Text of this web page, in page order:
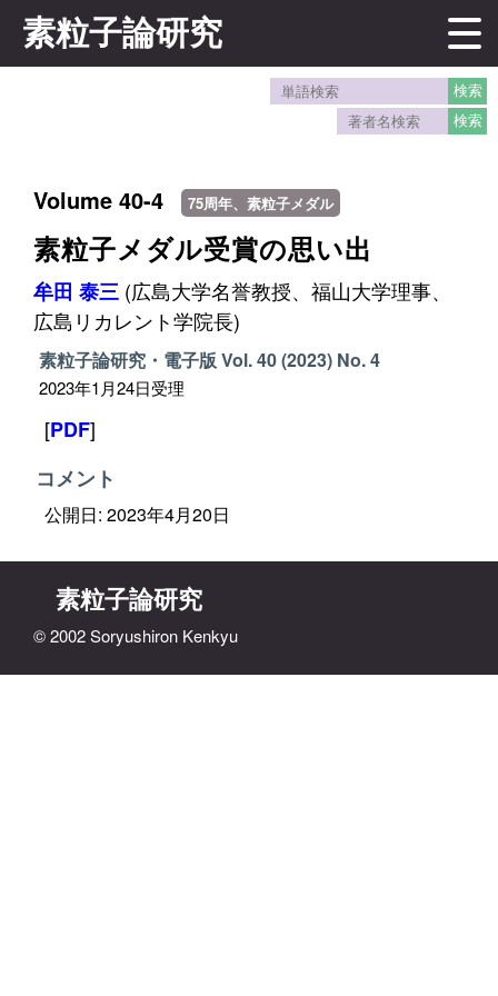
素粒子論研究
Volume 40-4 75周年、素粒子メダル
素粒子メダル受賞の思い出
牟田 泰三 (広島大学名誉教授、福山大学理事、
広島リカレント学院長)
素粒子論研究・電子版 Vol. 40 (2023) No. 4
2023年1月24日受理
[PDF]
コメント
公開日: 2023年4月20日
素粒子論研究
© 2002 Soryushiron Kenkyu